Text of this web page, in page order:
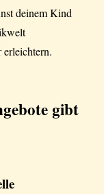
deinem Kind
gibt